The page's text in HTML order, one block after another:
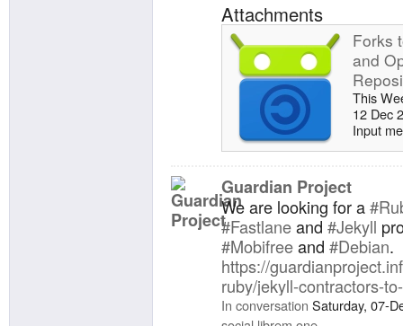
Attachments
Forks
and
This
12 Dec
Input
plugins:
Guardian Project
We are looking for a
#Fastlaneand #Jekyll
#Mobifreeand #Debian.
https://
ruby/jekyll-contractors-
In conversation Saturday, 07-